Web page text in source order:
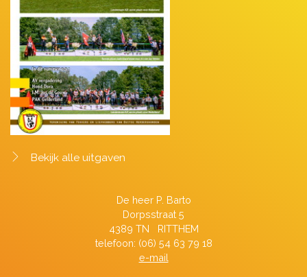
Bekijk alle uitgaven
De heer P. Barto
Dorpsstraat 5
4389 TN RITTHEM
telefoon: (06) 54 63 79 18
e-mail